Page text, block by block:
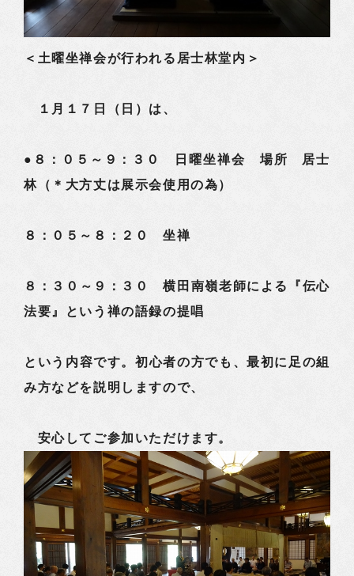
＜土曜坐禅会が行われる居士林堂内＞
１月１７日（日）は、
●８：０５～９：３０ 日曜坐禅会 場所 居士
林（＊大方丈は展示会使用の為）
８：０５～８：２０ 坐禅
８：３０～９：３０ 横田南嶺老師による『伝心
法要』という禅の語録の提唱
という内容です。初心者の方でも、最初に足の組
み方などを説明しますので、
安心してご参加いただけます。